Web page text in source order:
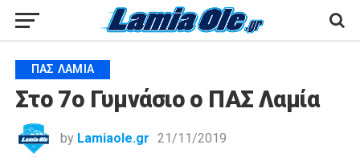
ΠΑΣ ΛΑΜΊΑ
Στο 7ο Γυμνάσιο ο ΠΑΣ Λαμία
by Lamiaole.gr 21/11/2019